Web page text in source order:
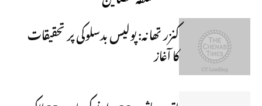
کنزر تھانہ: پولیس بدسلوکی پر تحقیقات
کا آغاز